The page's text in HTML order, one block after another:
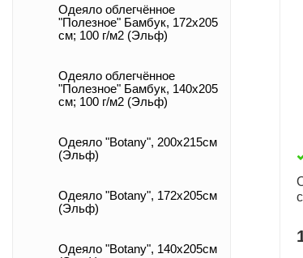
Одеяло облегчённое
"Полезное" Бамбук, 172х205
см; 100 г/м2 (Эльф)
Одеяло облегчённое
"Полезное" Бамбук, 140х205
см; 100 г/м2 (Эльф)
Одеяло "Botany", 200х215см
(Эльф)
Одеяло "Botany", 172х205см
(Эльф)
Одеяло "Botany", 140х205см